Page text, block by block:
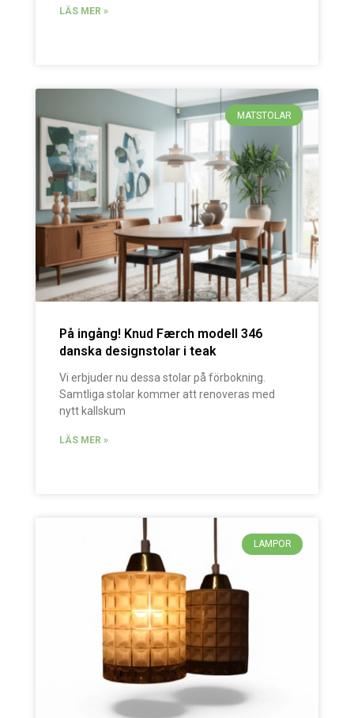
LÄS MER »
MATSTOLAR
På ingång! Knud Færch modell 346
danska designstolar i teak
Vi erbjuder nu dessa stolar på förbokning.
Samtliga stolar kommer att renoveras med
nytt kallskum
LÄS MER »
LAMPOR